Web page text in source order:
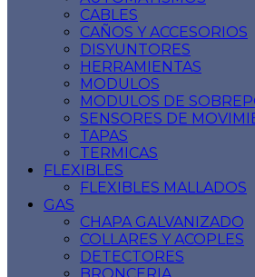
CABLES
CAÑOS Y ACCESORIOS
DISYUNTORES
HERRAMIENTAS
MODULOS
MODULOS DE
SENSORES DE
TAPAS
TERMICAS
FLEXIBLES
FLEXIBLES MALLADOS
GAS
CHAPA GALVANIZADO
COLLARES Y ACOPLES
DETECTORES